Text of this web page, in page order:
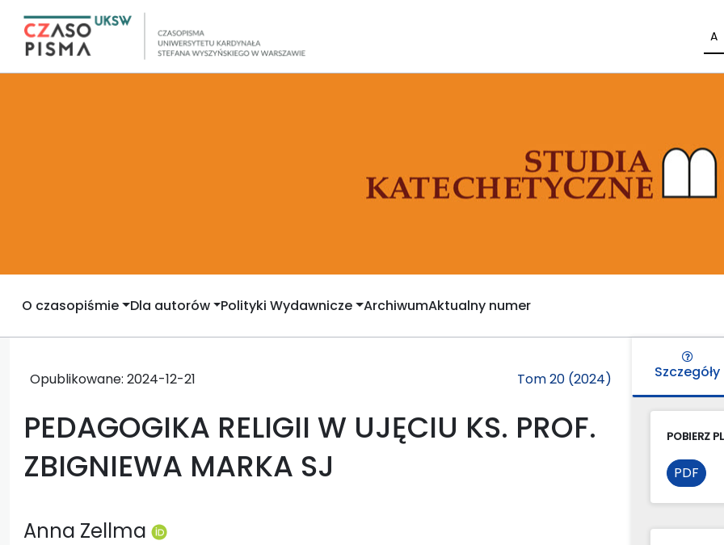
A
O czasopiśmie Dla autorów Polityki Wydawnicze ArchiwumAktualny numer
Opublikowane: 2024-12-21 Tom 20 (2024)
PEDAGOGIKA RELIGII W UJĘCIU KS. PROF.
ZBIGNIEWA MARKA SJ
Anna Zellma
Szczegóły
POBIERZ
PDF